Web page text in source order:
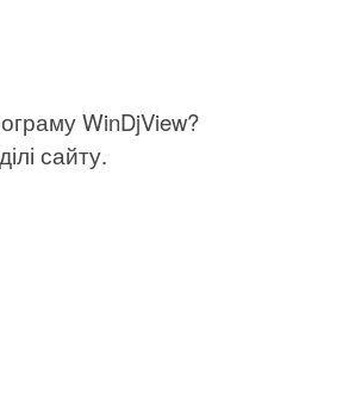
WinDjView?
сайту.